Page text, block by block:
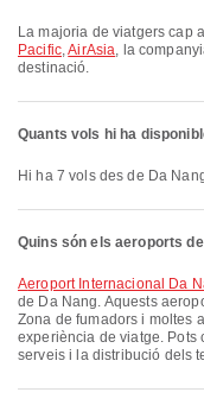
La majoria de viatgers cap
Pacific,AirAsia, la
destinació.
Quants vols hi ha
Hi ha 7 vols des de Da
Quins són els aeroports
Aeroport Internacional Da
de Da Nang. Aquests
Zona de fumadors i moltes
experiència de viatge. Pots
serveis i la distribució dels